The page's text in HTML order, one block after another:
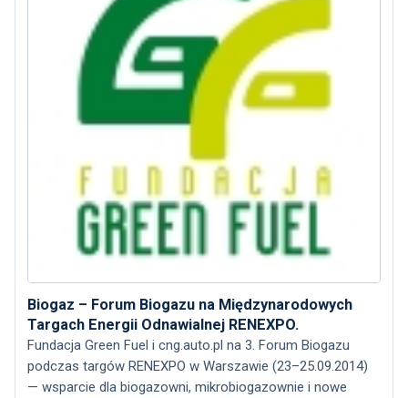
Biogaz – Forum Biogazu na Międzynarodowych
Targach Energii Odnawialnej RENEXPO.
Fundacja Green Fuel i cng.auto.pl na 3. Forum Biogazu
podczas targów RENEXPO w Warszawie (23–25.09.2014)
— wsparcie dla biogazowni, mikrobiogazownie i nowe